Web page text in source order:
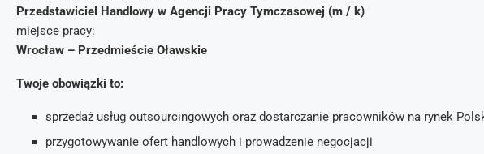
Przedstawiciel Handlowy w Agencji Pracy Tymczasowej (m / k)
miejsce pracy:
Wrocław – Przedmieście Oławskie
Twoje obowiązki to:
sprzedaż usług outsourcingowych oraz dostarczanie pracowników na rynek
przygotowywanie ofert handlowych i prowadzenie negocjacji